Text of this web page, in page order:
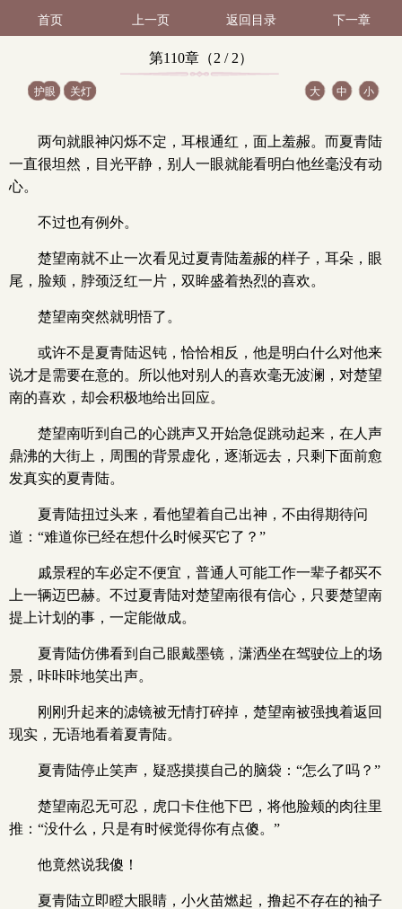
首页 上一页 返回目录 下一章
第110章（2 / 2）
护眼 关灯 大 中 小
两句就眼神闪烁不定，耳根通红，面上羞赧。而夏青陆
一直很坦然，目光平静，别人一眼就能看明白他丝毫没有动
心。
不过也有例外。
楚望南就不止一次看见过夏青陆羞赧的样子，耳朵，眼
尾，脸颊，脖颈泛红一片，双眸盛着热烈的喜欢。
楚望南突然就明悟了。
或许不是夏青陆迟钝，恰恰相反，他是明白什么对他来
说才是需要在意的。所以他对别人的喜欢毫无波澜，对楚望
南的喜欢，却会积极地给出回应。
楚望南听到自己的心跳声又开始急促跳动起来，在人声
鼎沸的大街上，周围的背景虚化，逐渐远去，只剩下面前愈
发真实的夏青陆。
夏青陆扭过头来，看他望着自己出神，不由得期待问
道：“难道你已经在想什么时候买它了？”
戚景程的车必定不便宜，普通人可能工作一辈子都买不
上一辆迈巴赫。不过夏青陆对楚望南很有信心，只要楚望南
提上计划的事，一定能做成。
夏青陆仿佛看到自己眼戴墨镜，潇洒坐在驾驶位上的场
景，咔咔咔地笑出声。
刚刚升起来的滤镜被无情打碎掉，楚望南被强拽着返回
现实，无语地看着夏青陆。
夏青陆停止笑声，疑惑摸摸自己的脑袋：“怎么了吗？”
楚望南忍无可忍，虎口卡住他下巴，将他脸颊的肉往里
推：“没什么，只是有时候觉得你有点傻。”
他竟然说我傻！
夏青陆立即瞪大眼睛，小火苗燃起，撸起不存在的袖子